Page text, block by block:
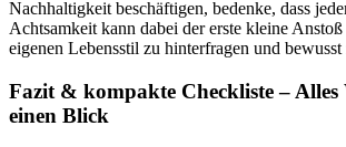
Nachhaltigkeit beschäftigen, bedenke, dass
Achtsamkeit kann dabei der erste kleine Anstoß
eigenen Lebensstil zu hinterfragen und bewusst
Fazit & kompakte Checkliste – Alles
einen Blick